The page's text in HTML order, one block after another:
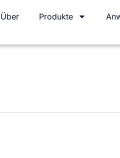
Über Produkte